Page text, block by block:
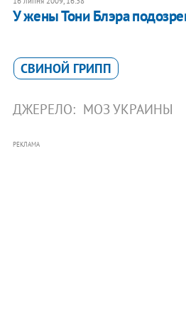
У жены Тони Блэра
СВИНОЙ ГРИПП
ДЖЕРЕЛО: МОЗ УКРАИНЫ
РЕКЛАМА